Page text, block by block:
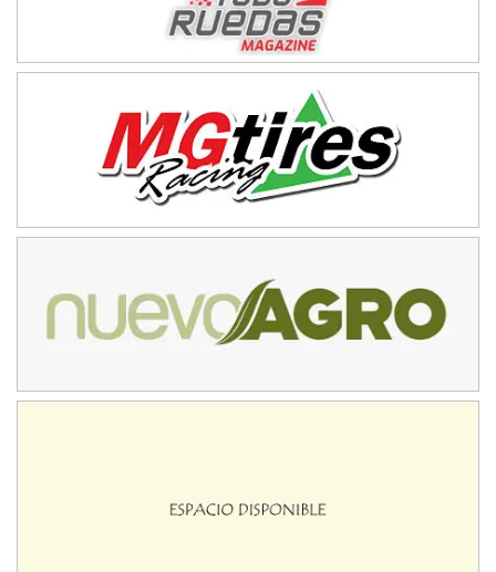
Ramiro Tot (Asfalto)
Ciudad de Trenque Lauquen (Asfalto)
Trenque Lauquen (Buenos Aires)
Parque de la Velocidad (Asfalto)
VICTORIENSE - F7
Victoria (Entre Ríos)
Moto Club Reginense (Tierra)